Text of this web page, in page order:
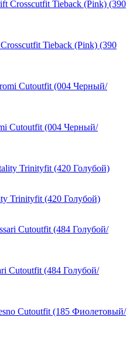
Tieback (Pink) (390
Cutoutfit (004 Черный/
Trinityfit (420 Голубой)
Cutoutfit (484 Голубой/